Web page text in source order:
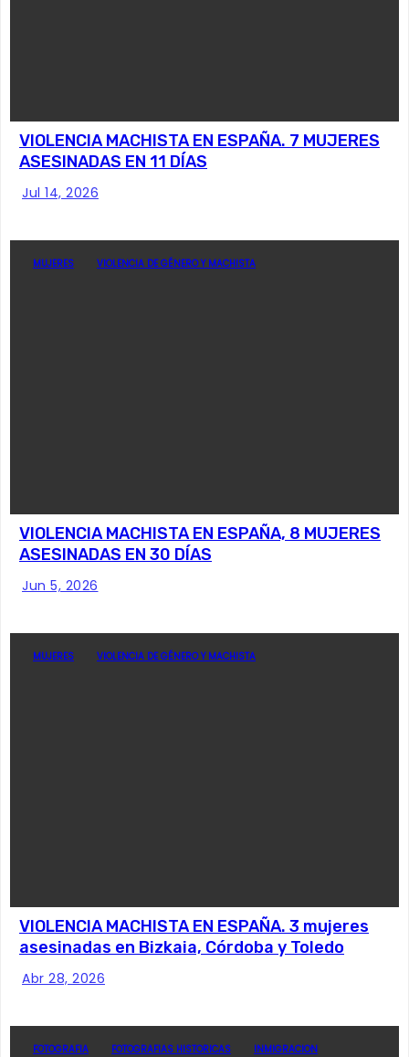
VIOLENCIA MACHISTA EN ESPAÑA. 7 MUJERES
ASESINADAS EN 11 DÍAS
Jul 14, 2026
MUJERES VIOLENCIA DE GÉNERO Y MACHISTA
VIOLENCIA MACHISTA EN ESPAÑA, 8 MUJERES
ASESINADAS EN 30 DÍAS
Jun 5, 2026
MUJERES VIOLENCIA DE GÉNERO Y MACHISTA
VIOLENCIA MACHISTA EN ESPAÑA. 3 mujeres
asesinadas en Bizkaia, Córdoba y Toledo
Abr 28, 2026
FOTOGRAFIA FOTOGRAFIAS HISTORICAS
INMIGRACION